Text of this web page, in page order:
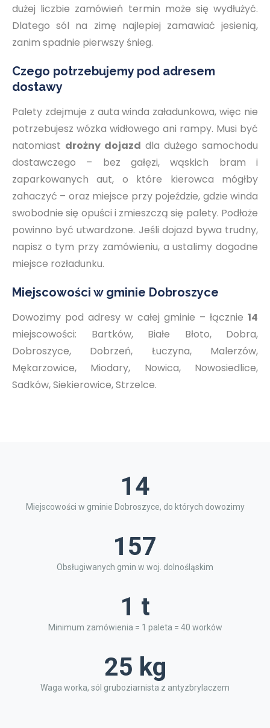
dużej liczbie zamówień termin może się wydłużyć.
Dlatego sól na zimę najlepiej zamawiać jesienią,
zanim spadnie pierwszy śnieg.
Czego potrzebujemy pod adresem
dostawy
Palety zdejmuje z auta winda załadunkowa, więc nie
potrzebujesz wózka widłowego ani rampy. Musi być
natomiast drożny dojazd dla dużego samochodu
dostawczego – bez gałęzi, wąskich bram i
zaparkowanych aut, o które kierowca mógłby
zahaczyć – oraz miejsce przy pojeździe, gdzie winda
swobodnie się opuści i zmieszczą się palety. Podłoże
powinno być utwardzone. Jeśli dojazd bywa trudny,
napisz o tym przy zamówieniu, a ustalimy dogodne
miejsce rozładunku.
Miejscowości w gminie Dobroszyce
Dowozimy pod adresy w całej gminie – łącznie 14
miejscowości: Bartków, Białe Błoto, Dobra,
Dobroszyce, Dobrzeń, Łuczyna, Malerzów,
Mękarzowice, Miodary, Nowica, Nowosiedlice,
Sadków, Siekierowice, Strzelce.
14
Miejscowości w gminie Dobroszyce, do których dowozimy
157
Obsługiwanych gmin w woj. dolnośląskim
1 t
Minimum zamówienia = 1 paleta = 40 worków
25 kg
Waga worka, sól gruboziarnista z antyzbrylaczem